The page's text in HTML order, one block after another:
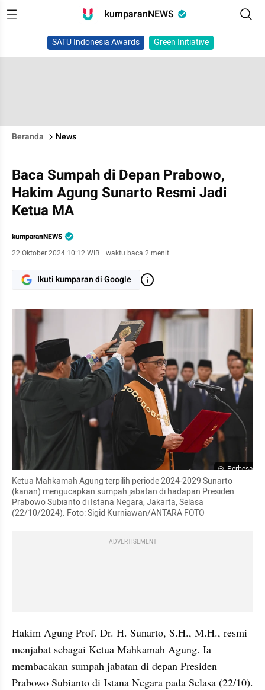
kumparanNEWS
SATU Indonesia Awards Green Initiative
Beranda News
Baca Sumpah di Depan Prabowo,
Hakim Agung Sunarto Resmi Jadi
Ketua MA
kumparanNEWS
22 Oktober 2024 10:12 WIB · waktu baca 2 menit
Ikuti kumparan di Google
Perbesar
Ketua Mahkamah Agung terpilih periode 2024-2029 Sunarto
(kanan) mengucapkan sumpah jabatan di hadapan Presiden
Prabowo Subianto di Istana Negara, Jakarta, Selasa
(22/10/2024). Foto: Sigid Kurniawan/ANTARA FOTO
ADVERTISEMENT
Hakim Agung Prof. Dr. H. Sunarto, S.H., M.H., resmi
menjabat sebagai Ketua Mahkamah Agung. Ia
membacakan sumpah jabatan di depan Presiden
Prabowo Subianto di Istana Negara pada Selasa (22/10).